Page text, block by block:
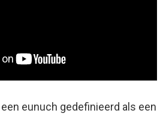
eunuch gedefinieerd als een